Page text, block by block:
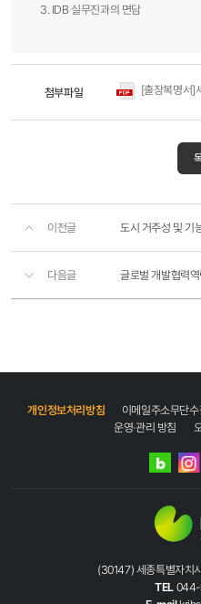
3. IDB 실무진과의 면담​
첨부파일 [출장복명서]
이전글
다음글 글로벌 개발협력
개인정보처리방침 이메일주소무단
운영·관리 방침
네이버
(30147) 세종특별자치
TEL 044-